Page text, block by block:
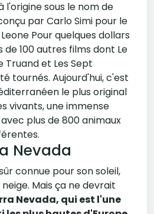
l'origine sous le nom de
par Carlo Simi pour le
Pour quelques dollars
de 100 autres films dont Le
Truand et Les Sept
tournés. Aujourd'hui, c'est
le plus original
vivants, une immense
plus de 800 animaux
Nevada
connue pour son soleil,
Mais ça ne devrait
Nevada, qui est l'une